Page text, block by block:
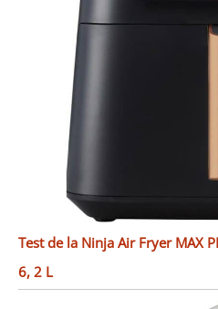
Test de la Ninja Air Fryer MAX
6, 2 L